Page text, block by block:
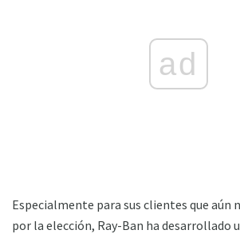
ad
Especialmente para sus clientes que aún
por la elección, Ray-Ban ha desarrollado